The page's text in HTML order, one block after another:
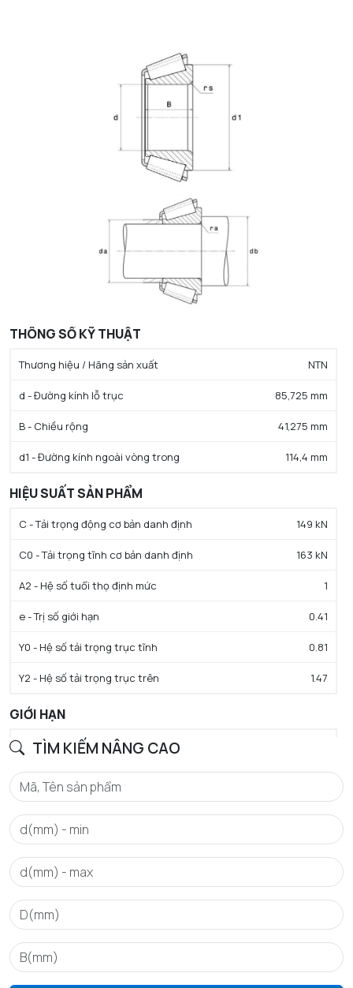
TÌM KIẾM NÂNG CAO
THÔNG SỐ KỸ THUẬT
Thương hiệu / Hãng sản xuất NTN
d - Đường kính lỗ trục 85,725 mm
B - Chiều rộng 41,275 mm
d1 - Đường kính ngoài vòng trong 114,4 mm
HIỆU SUẤT SẢN PHẨM
C - Tải trọng động cơ bản danh định 149 kN
C0 - Tải trọng tĩnh cơ bản danh định 163 kN
A2 - Hệ số tuổi thọ định mức 1
e - Trị số giới hạn 0.41
Y0 - Hệ số tải trọng trục tĩnh 0.81
Y2 - Hệ số tải trọng trục trên 1.47
GIỚI HẠN
da max - Đường kính vai tối đa IR
db min - Đường kính vai tối thiểu IR 102 mm
ra max - Bán kính góc lượn tối đa 3,5 mm